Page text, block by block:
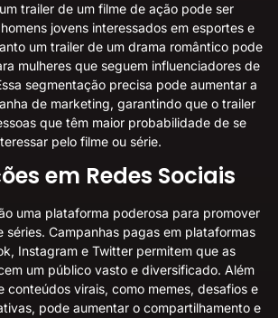
trailer de um filme de ação pode ser
jovens interessados em esportes e
um trailer de um drama romântico pode
mulheres que seguem influenciadores de
segmentação precisa pode aumentar a
de marketing, garantindo que o trailer
que têm maior probabilidade de se
pelo filme ou série.
em Redes Sociais
uma plataforma poderosa para promover
séries. Campanhas pagas em plataformas
Instagram e Twitter permitem que as
um público vasto e diversificado. Além
conteúdos virais, como memes, desafios e
pode aumentar o compartilhamento e